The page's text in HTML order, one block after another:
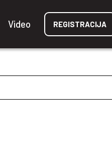
Video REGISTRACIJA